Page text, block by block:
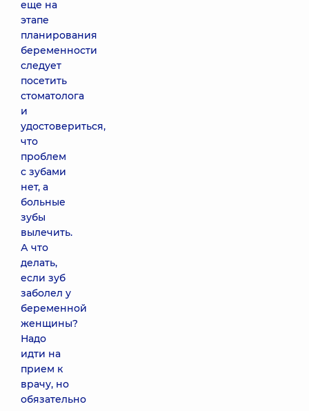
еще на
этапе
планирования
беременности
следует
посетить
стоматолога
и
удостовериться,
что
проблем
с зубами
нет, а
больные
зубы
вылечить.
А что
делать,
если зуб
заболел у
беременной
женщины?
Надо
идти на
прием к
врачу, но
обязательно